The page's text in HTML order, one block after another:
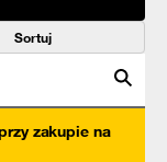
Sortuj
zakupie na